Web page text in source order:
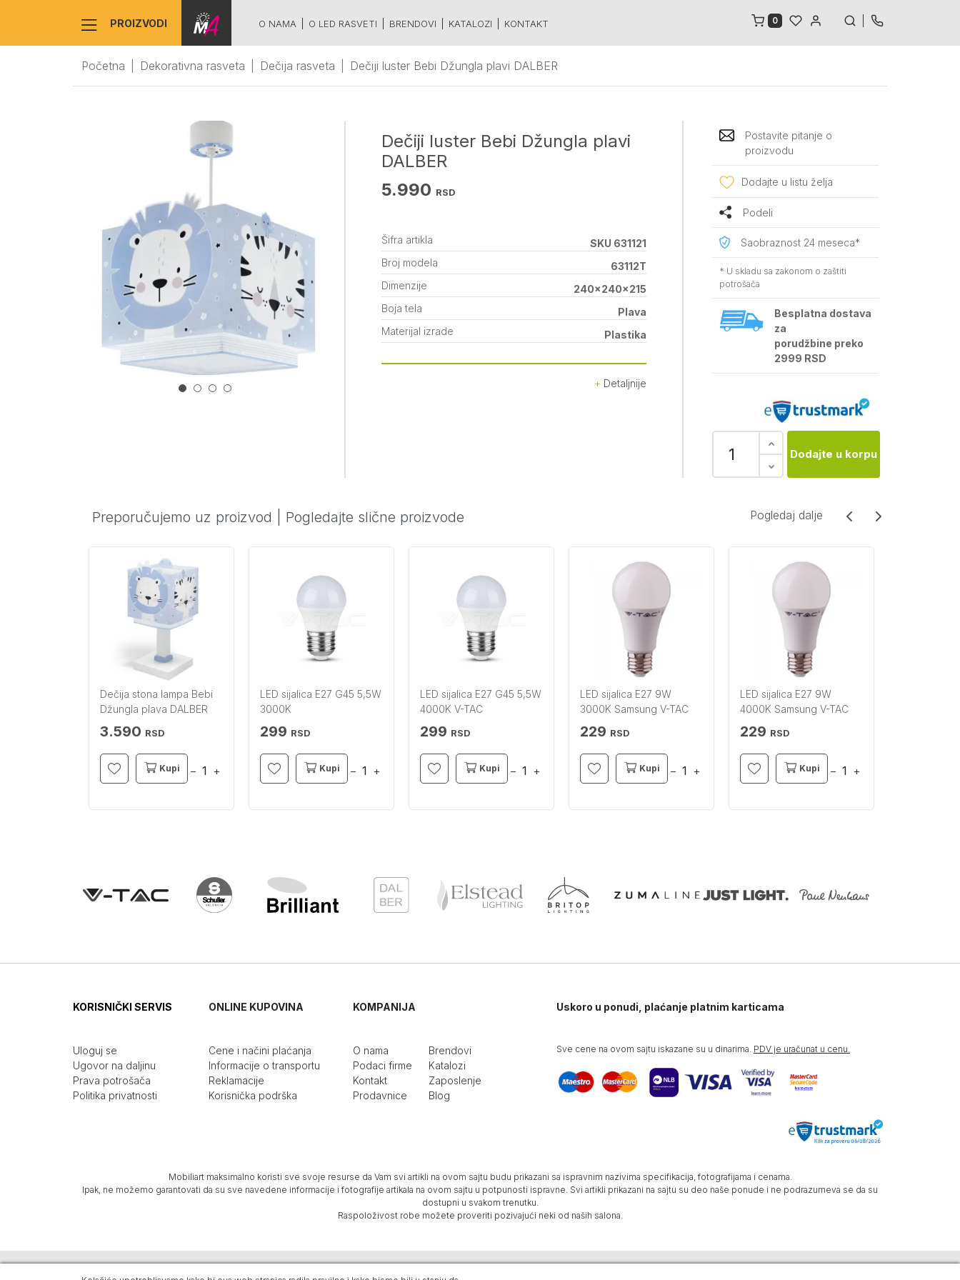
PROIZVODI O NAMA O LED RASVETI BRENDOVI KATALOZI KONTAKT 0
Početna Dekorativna rasveta Dečija rasveta Dečiji luster Bebi Džungla plavi DALBER
Dečiji luster Bebi Džungla plavi
DALBER
5.990 RSD
Šifra artikla
SKU 631121
Broj modela
63112T
Dimenzije
240x240x215
Boja tela
Plava
Materijal izrade
Plastika
Detaljnije
Postavite pitanje o
proizvodu
Dodajte u listu želja
Podeli
Saobraznost 24 meseca*
* U skladu sa zakonom o zaštiti
potrošača
Besplatna dostava
za
porudžbine preko
2999 RSD
Dodajte u korpu
Preporučujemo uz proizvod Pogledajte slične proizvode Pogledaj dalje
Dečija stona lampa Bebi
Džungla plava DALBER
3.590 RSD
Kupi − +
LED sijalica E27 G45 5,5W
3000K
299 RSD
Kupi − +
LED sijalica E27 G45 5,5W
4000K V-TAC
299 RSD
Kupi − +
LED sijalica E27 9W
3000K Samsung V-TAC
229 RSD
Kupi − +
LED sijalica E27 9W
4000K Samsung V-TAC
229 RSD
Kupi − +
KORISNIČKI SERVIS
Uloguj se
Ugovor na daljinu
Prava potrošača
Politika privatnosti
ONLINE KUPOVINA
Cene i načini plaćanja
Informacije o transportu
Reklamacije
Korisnička podrška
KOMPANIJA
O nama
Podaci firme
Kontakt
Prodavnice
Brendovi
Katalozi
Zaposlenje
Blog
Uskoro u ponudi, plaćanje platnim karticama
Sve cene na ovom sajtu iskazane su u dinarima. PDV je uračunat u cenu.
Mobiliart maksimalno koristi sve svoje resurse da Vam svi artikli na ovom sajtu budu prikazani sa ispravnim nazivima specifikacija, fotografijama i cenama.
Ipak, ne možemo garantovati da su sve navedene informacije i fotografije artikala na ovom sajtu u potpunosti ispravne. Svi artikli prikazani na sajtu su deo naše ponude i ne podrazumeva se da su
dostupni u svakom trenutku.
Raspoloživost robe možete proveriti pozivajući neki od naših salona.